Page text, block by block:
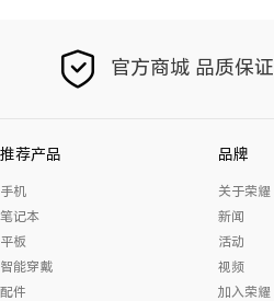
官方商城 品质保证
推荐产品
手机
笔记本
平板
智能穿戴
配件
品牌
关于荣耀
新闻
活动
视频
加入荣耀